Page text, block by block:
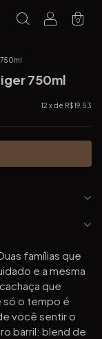
0
750ml
12 x de R$19,53
famílias que
e a mesma
que
só o tempo é
você sentir o
barril: blend de